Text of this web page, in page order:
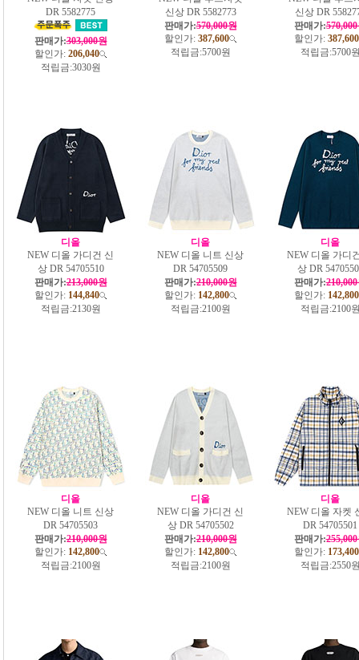
DR 5582775
판매가:303,000원
할인가: 206,040
적립금:3030원
신상 DR 5582773
판매가:570,000원
할인가: 387,600
적립금:5700원
신상 DR
판매가:
할인가: 387,600
적립금:5700
디올
NEW 디올 가디건 신
상 DR 54705510
판매가:213,000원
할인가: 144,840
적립금:2130원
디올
NEW 디올 니트 신상
DR 54705509
판매가:210,000원
할인가: 142,800
적립금:2100원
디올
NEW 디올 가디
상 DR
판매가:
할인가: 142,800
적립금:2100
디올
NEW 디올 니트 신상
DR 54705503
판매가:210,000원
할인가: 142,800
적립금:2100원
디올
NEW 디올 가디건 신
상 DR 54705502
판매가:210,000원
할인가: 142,800
적립금:2100원
디올
NEW 디올 자켓
DR 54705501
판매가:
할인가: 173,400
적립금:2550